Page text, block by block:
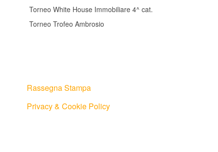
Torneo White House Immobiliare 4^ cat.
Torneo Trofeo Ambrosio
Rassegna Stampa
Privacy & Cookie Policy